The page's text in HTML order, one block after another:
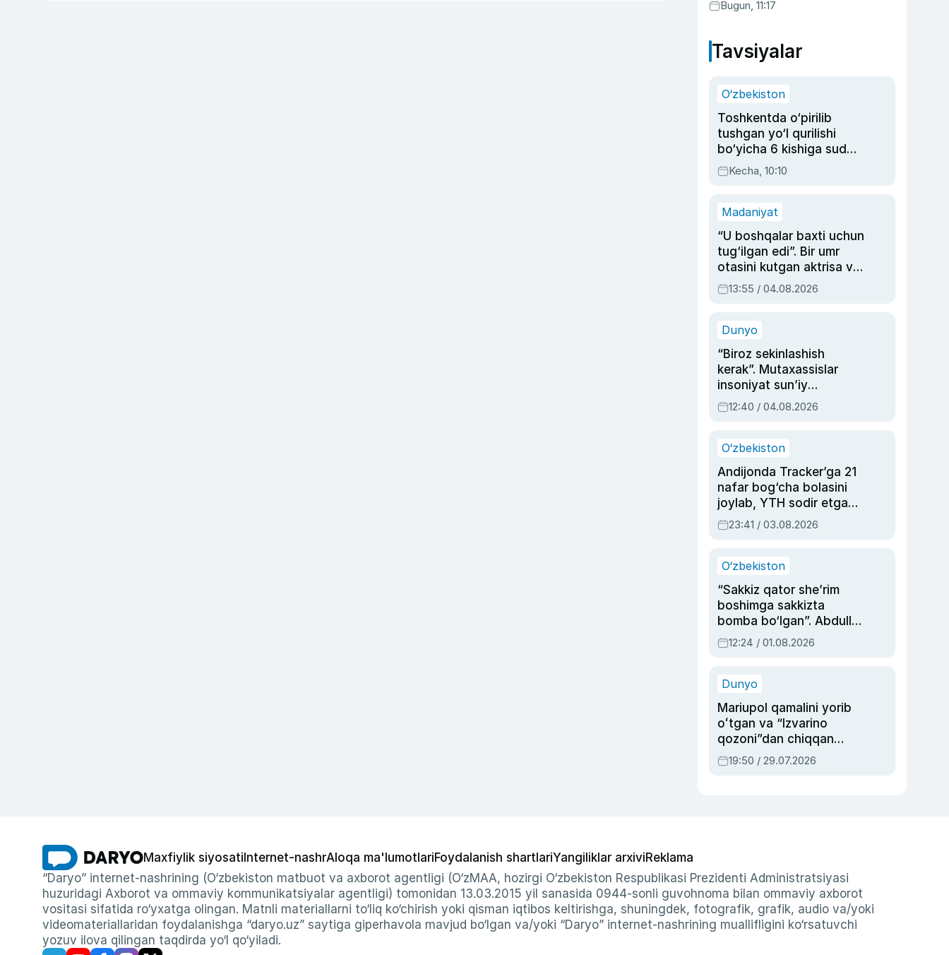
Bugun, 11:17
Tavsiyalar
O‘zbekiston
Toshkentda o‘pirilib
tushgan yo‘l qurilishi
bo‘yicha 6 kishiga sud
hukmi o‘qildi
Kecha, 10:10
Madaniyat
“U boshqalar baxti uchun
tug‘ilgan edi”. Bir umr
otasini kutgan aktrisa va
dublyaj ustasi Rimma
Ahmedovaning
13:55 / 04.08.2026
Dunyo
“Biroz sekinlashish
kerak”. Mutaxassislar
insoniyat sun’iy
intellektni boshqara
olmay qolishidan xavotir
12:40 / 04.08.2026
O‘zbekiston
Andijonda Tracker’ga 21
nafar bog‘cha bolasini
joylab, YTH sodir etgan
ayolga sud hukmi o‘qildi
23:41 / 03.08.2026
O‘zbekiston
“Sakkiz qator she’rim
boshimga sakkizta
bomba bo‘lgan”. Abdulla
Oripovni siyosiy
ayblovlardan asrab
12:24 / 01.08.2026
Dunyo
Mariupol qamalini yorib
oʻtgan va “Izvarino
qozoni”dan chiqqan
qahramon — Ukraina
armiyasi bosh
19:50 / 29.07.2026
Maxfiylik siyosati Internet-nashrAloqa ma'lumotlariFoydalanish shartlariYangiliklar arxiviReklama
“Daryo” internet-nashrining (O‘zbekiston matbuot va axborot agentligi (O‘zMAA, hozirgi O‘zbekiston Respublikasi Prezidenti Administratsiyasi
huzuridagi Axborot va ommaviy kommunikatsiyalar agentligi) tomonidan 13.03.2015 yil sanasida 0944-sonli guvohnoma bilan ommaviy axborot
vositasi sifatida ro‘yxatga olingan. Matnli materiallarni to‘liq ko‘chirish yoki qisman iqtibos keltirishga, shuningdek, fotografik, grafik, audio va/yoki
videomateriallaridan foydalanishga “daryo.uz” saytiga giperhavola mavjud bo‘lgan va/yoki “Daryo” internet-nashrining muallifligini ko‘rsatuvchi
yozuv ilova qilingan taqdirda yo‘l qo‘yiladi.